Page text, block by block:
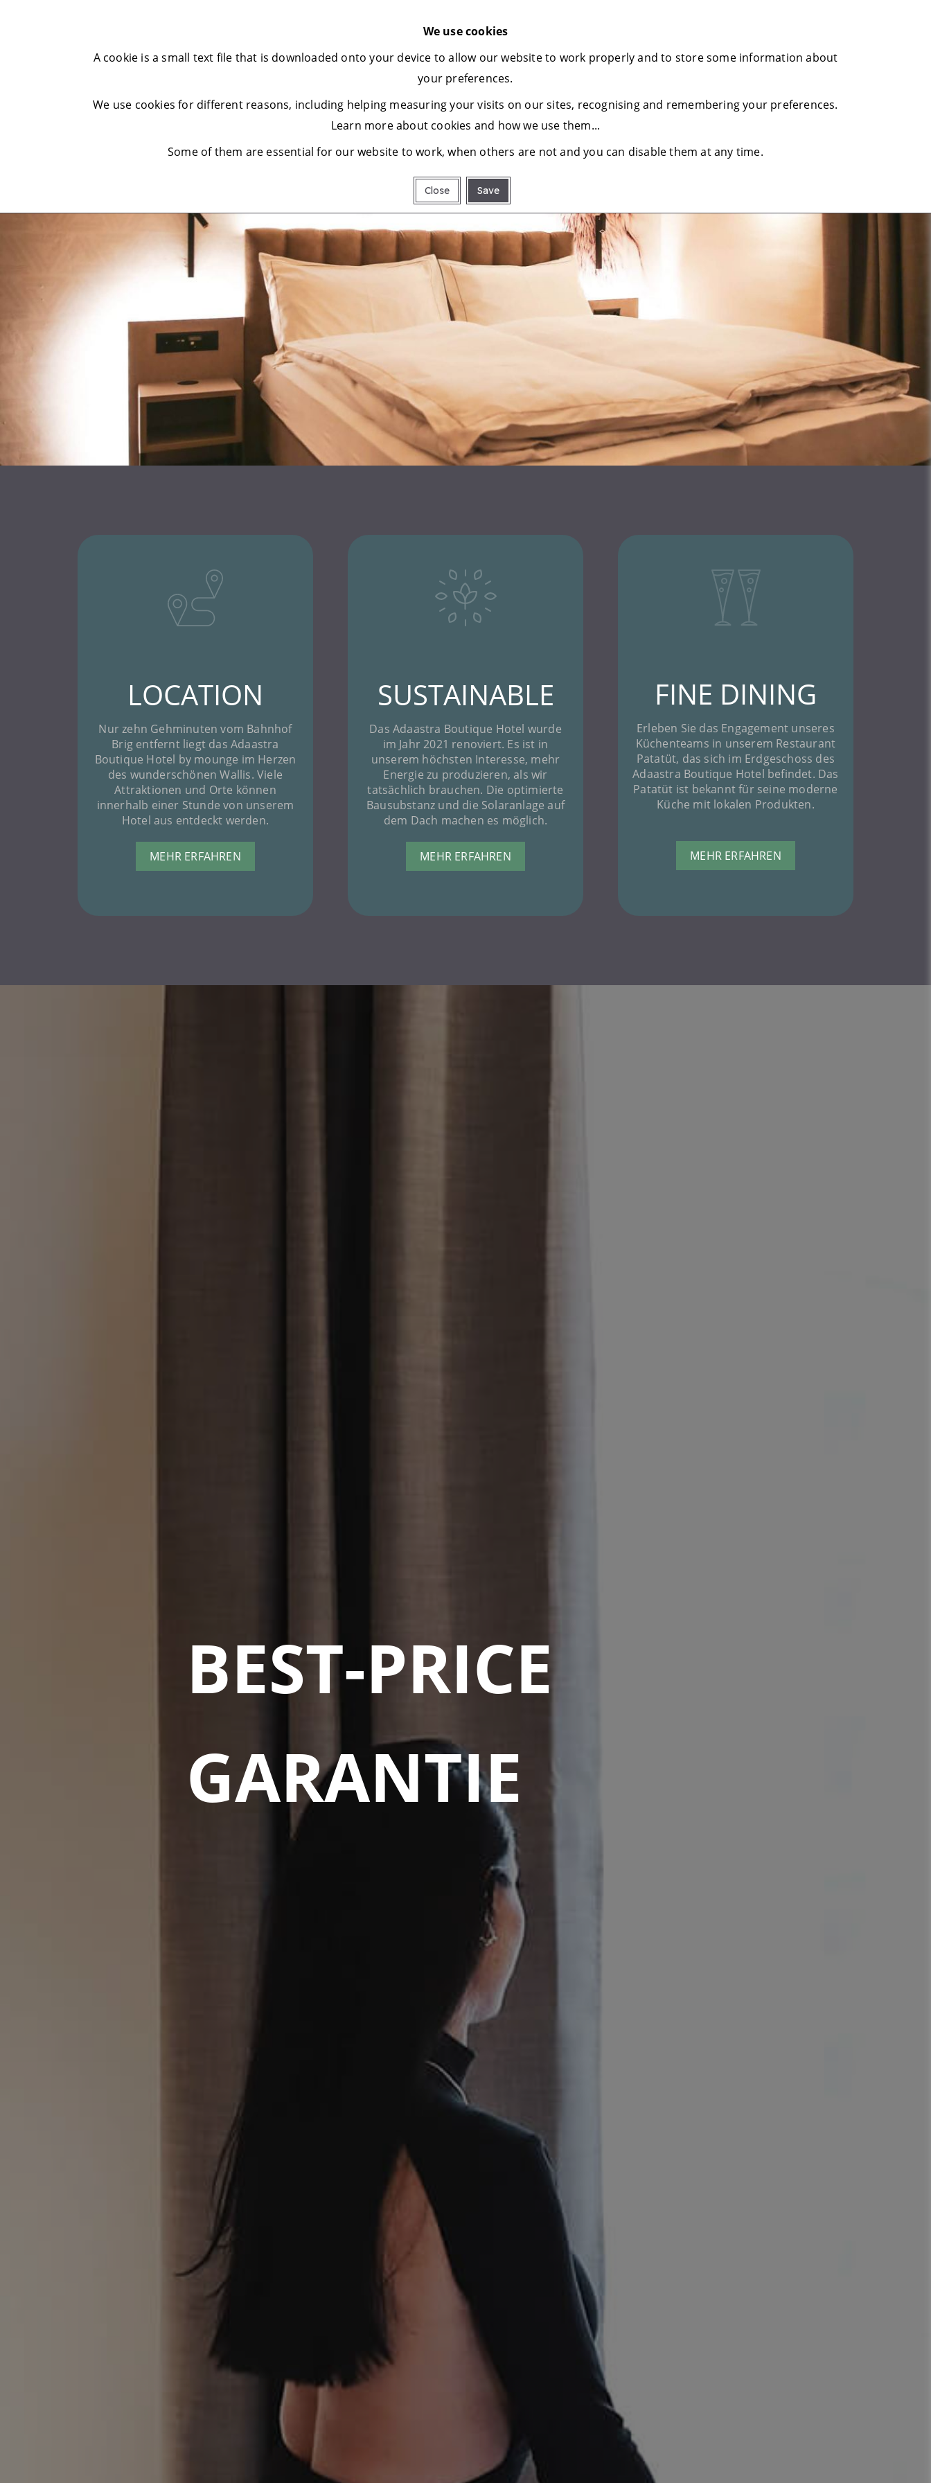
LOCATION
Nur zehn Gehminuten vom Bahnhof
Brig entfernt liegt das Adaastra
Boutique Hotel by mounge im Herzen
des wunderschönen Wallis. Viele
Attraktionen und Orte können
innerhalb einer Stunde von unserem
Hotel aus entdeckt werden.
MEHR ERFAHREN
SUSTAINABLE
Das Adaastra Boutique Hotel wurde
im Jahr 2021 renoviert. Es ist in
unserem höchsten Interesse, mehr
Energie zu produzieren, als wir
tatsächlich brauchen. Die optimierte
Bausubstanz und die Solaranlage auf
dem Dach machen es möglich.
MEHR ERFAHREN
FINE DINING
Erleben Sie das Engagement unseres
Küchenteams in unserem Restaurant
Patatüt, das sich im Erdgeschoss des
Adaastra Boutique Hotel befindet. Das
Patatüt ist bekannt für seine moderne
Küche mit lokalen Produkten.
MEHR ERFAHREN
BEST-PRICE
GARANTIE
We use cookies
A cookie is a small text file that is downloaded onto your device to allow our website to work properly and to store some information about
your preferences.
We use cookies for different reasons, including helping measuring your visits on our sites, recognising and remembering your preferences.
Learn more about cookies and how we use them...
Some of them are essential for our website to work, when others are not and you can disable them at any time.
Close Save